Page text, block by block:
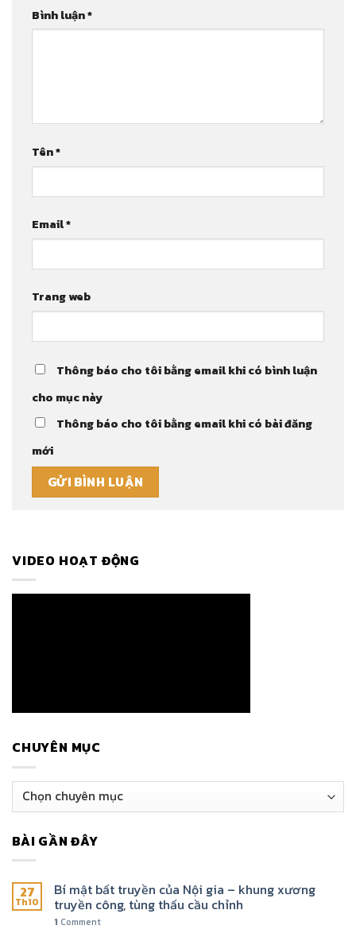
Bình luận*
Tên*
Email*
Trang web
Thông báo cho tôi bằng email khi có bình luận
cho mục này
Thông báo cho tôi bằng email khi có bài đăng
mới
VIDEO HOẠT ĐỘNG
CHUYÊN MỤC
Chuyên
mục
BÀI GẦN ĐÂY
27
Th10
Bí mật bất truyền của Nội gia – khung xương
truyền công, tùng thấu cầu chỉnh
1 Comment